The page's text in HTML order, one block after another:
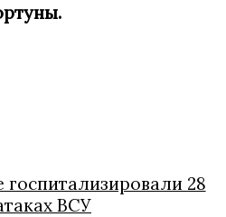
28
ВСУ